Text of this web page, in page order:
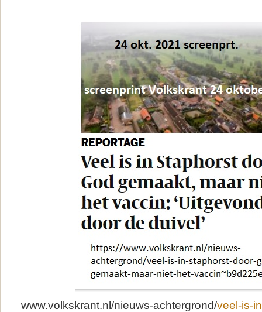
www.volkskrant.nl/nieuws-achtergrond/veel-is-